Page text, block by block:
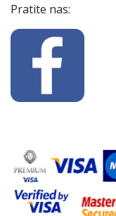
Pratite nas: